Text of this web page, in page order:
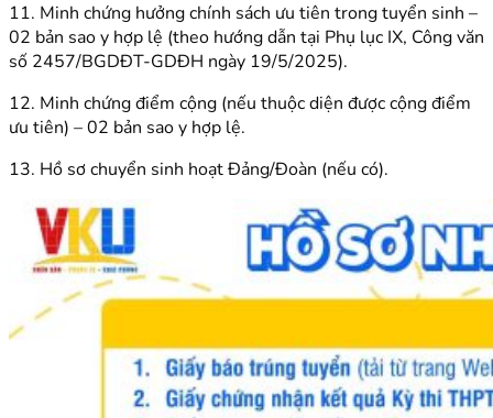
11. Minh chứng hưởng chính sách ưu tiên trong tuyển sinh –
02 bản sao y hợp lệ (theo hướng dẫn tại Phụ lục IX, Công văn
số 2457/BGDĐT-GDĐH ngày 19/5/2025).
12. Minh chứng điểm cộng (nếu thuộc diện được cộng điểm
ưu tiên) – 02 bản sao y hợp lệ.
13. Hồ sơ chuyển sinh hoạt Đảng/Đoàn (nếu có).